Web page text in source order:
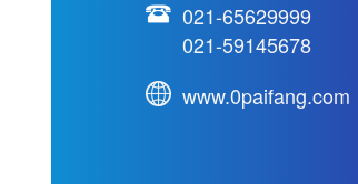
021-65629999
021-59145678
www.0paifang.com